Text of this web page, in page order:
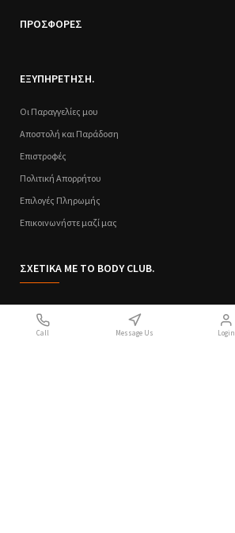
ΠΡΟΣΦΟΡΕΣ
ΕΞΥΠΗΡΕΤΗΣΗ.
Οι Παραγγελίες μου
Αποστολή και Παράδοση
Επιστροφές
Πολιτική Απορρήτου
Επιλογές Πληρωμής
Επικοινωνήστε μαζί μας
ΣΧΕΤΙΚΑ ΜΕ ΤΟ BODY CLUB.
Call Message Us Login